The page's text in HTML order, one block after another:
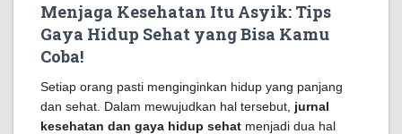
Menjaga Kesehatan Itu Asyik: Tips
Gaya Hidup Sehat yang Bisa Kamu
Coba!
Setiap orang pasti menginginkan hidup yang panjang
dan sehat. Dalam mewujudkan hal tersebut, jurnal
kesehatan dan gaya hidup sehat menjadi dua hal